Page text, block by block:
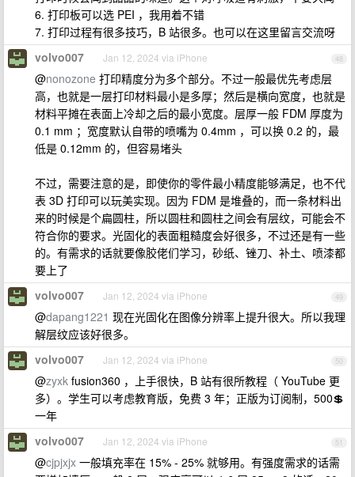
6. 打印板可以选 PEI ，我用着不错
7. 打印过程有很多技巧，B 站很多。也可以在这里留言交流呀
48
volvo007 Jan 12, 2024 via iPhone
@nonozone 打印精度分为多个部分。不过一般最优先考虑层
高，也就是一层打印材料最小是多厚；然后是横向宽度，也就是
材料平摊在表面上冷却之后的最小宽度。层厚一般 FDM 厚度为
0.1 mm ；宽度默认自带的喷嘴为 0.4mm ，可以换 0.2 的，最
低是 0.12mm 的，但容易堵头
不过，需要注意的是，即使你的零件最小精度能够满足，也不代
表 3D 打印可以玩美实现。因为 FDM 是堆叠的，而一条材料出
来的时候是个扁圆柱，所以圆柱和圆柱之间会有层纹，可能会不
符合你的要求。光固化的表面粗糙度会好很多，不过还是有一些
的。有需求的话就要像胶佬们学习，砂纸、锉刀、补土、喷漆都
要上了
49
volvo007 Jan 12, 2024 via iPhone
@dapang1221 现在光固化在图像分辨率上提升很大。所以我理
解层纹应该好很多。
50
volvo007 Jan 12, 2024 via iPhone
@zyxk fusion360 ，上手很快，B 站有很所教程（ YouTube 更
多）。学生可以考虑教育版，免费 3 年；正版为订阅制，500💲
一年
51
volvo007 Jan 12, 2024 via iPhone
@cjpjxjx 一般填充率在 15% - 25% 就够用。有强度需求的话需